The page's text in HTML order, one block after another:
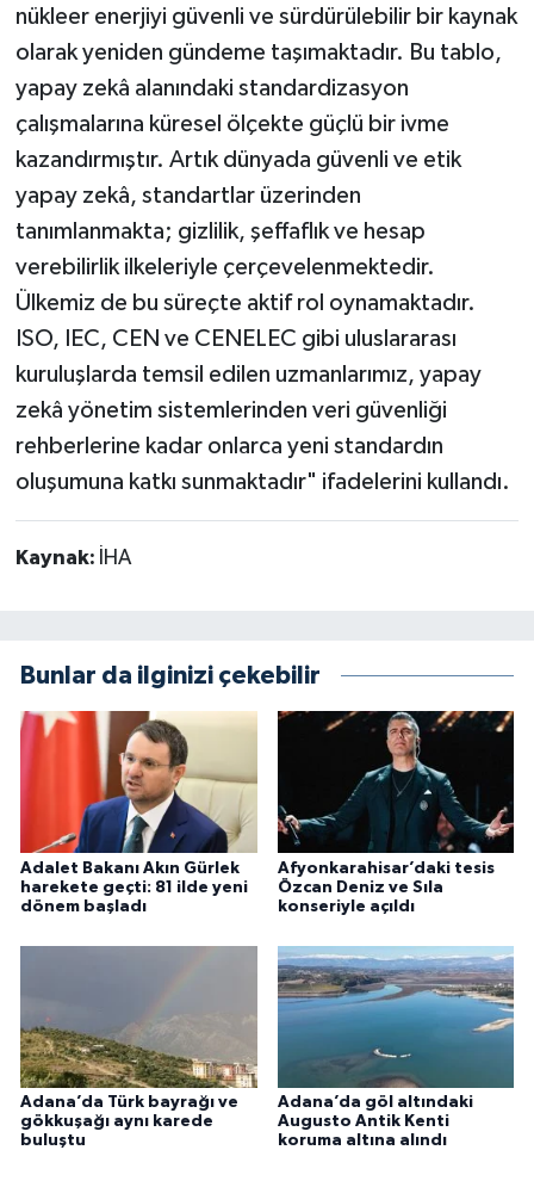
nükleer enerjiyi güvenli ve sürdürülebilir bir kaynak
olarak yeniden gündeme taşımaktadır. Bu tablo,
yapay zekâ alanındaki standardizasyon
çalışmalarına küresel ölçekte güçlü bir ivme
kazandırmıştır. Artık dünyada güvenli ve etik
yapay zekâ, standartlar üzerinden
tanımlanmakta; gizlilik, şeffaflık ve hesap
verebilirlik ilkeleriyle çerçevelenmektedir.
Ülkemiz de bu süreçte aktif rol oynamaktadır.
ISO, IEC, CEN ve CENELEC gibi uluslararası
kuruluşlarda temsil edilen uzmanlarımız, yapay
zekâ yönetim sistemlerinden veri güvenliği
rehberlerine kadar onlarca yeni standardın
oluşumuna katkı sunmaktadır" ifadelerini kullandı.
Kaynak: İHA
Bunlar da ilginizi çekebilir
Adalet Bakanı Akın Gürlek
harekete geçti: 81 ilde yeni
dönem başladı
Afyonkarahisar’daki tesis
Özcan Deniz ve Sıla
konseriyle açıldı
Adana’da Türk bayrağı ve
gökkuşağı aynı karede
buluştu
Adana’da göl altındaki
Augusto Antik Kenti
koruma altına alındı